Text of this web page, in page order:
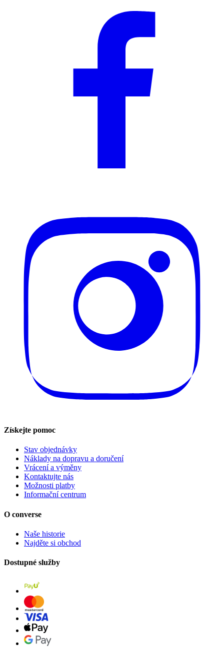
Získejte pomoc
Stav objednávky
Náklady na dopravu a doručení
Vrácení a výměny
Kontaktujte nás
Možnosti platby
Informační centrum
O converse
Naše historie
Najděte si obchod
Dostupné služby